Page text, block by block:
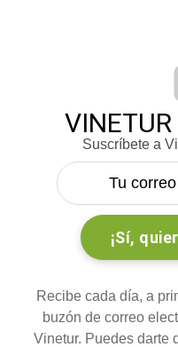
Suscríbete a
Recibe cada día, a
buzón de correo
Vinetur. Puedes darte